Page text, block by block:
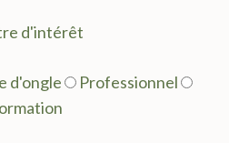
d'intérêt
d'ongle
Professionnel